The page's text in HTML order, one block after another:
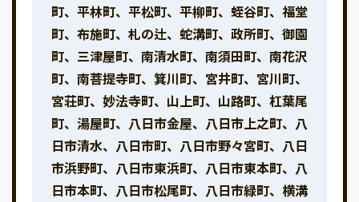
町、平林町、平松町、平柳町、蛭谷町、福堂
町、布施町、札の辻、蛇溝町、政所町、御園
町、三津屋町、南清水町、南須田町、南花沢
町、南菩提寺町、箕川町、宮井町、宮川町、
宮荘町、妙法寺町、山上町、山路町、杠葉尾
町、湯屋町、八日市金屋、八日市上之町、八
日市清水、八日市町、八日市野々宮町、八日
市浜野町、八日市東浜町、八日市東本町、八
日市本町、八日市松尾町、八日市緑町、横溝